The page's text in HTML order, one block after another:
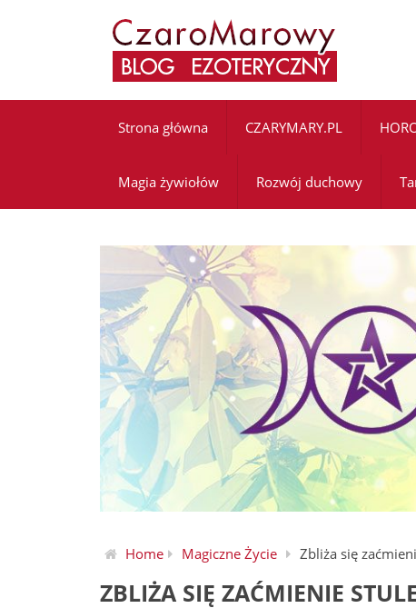
Strona główna CZARYMARY.PL
Magia żywiołów Rozwój duchowy
Home Magiczne Życie Zbliża się
ZBLIŻA SIĘ ZAĆMIENIE